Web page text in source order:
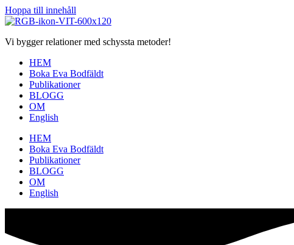
Hoppa till innehåll
Vi bygger relationer med schyssta metoder!
HEM
Boka Eva Bodfäldt
Publikationer
BLOGG
OM
English
HEM
Boka Eva Bodfäldt
Publikationer
BLOGG
OM
English